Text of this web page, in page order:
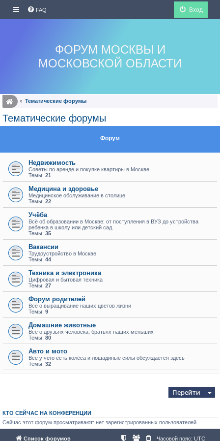
FAQ Вход
ФОРУМ МОСКВЫ И
МОСКОВСКОЙ ОБЛАСТИ
Тематические форумы
Тематические форумы
Форум
Недвижимость
Советы по аренде и покупке квартиры в Москве
Темы: 21
Медицина и здоровье
Медицинское обслуживание в столице
Темы: 22
Учёба
Всё об образовании в Москве: от поступления в ВУЗ до устройства
ребенка в школу или детский сад.
Темы: 35
Вакансии
Трудоустройство в Москве
Темы: 44
Техника и электроника
Цифровая и бытовая техника
Темы: 27
Форум родителей
Все о выращивание наших цветов жизни
Темы: 9
Домашние животные
Все о друзьях человека, братьях наших меньших
Темы: 80
Авто и мото
Все у чего есть колёса и лошадиные силы обсуждается здесь
Темы: 32
Перейти
КТО СЕЙЧАС НА КОНФЕРЕНЦИИ
Сейчас этот форум просматривают: нет зарегистрированных пользователей
Список форумов Часовой пояс: UTC